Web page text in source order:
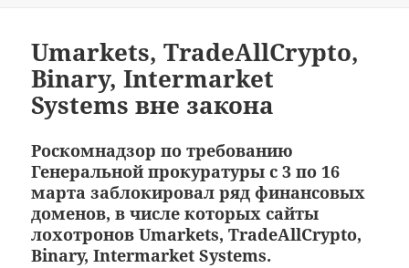
Umarkets, TradeAllCrypto,
Binary, Intermarket
Systems вне закона
Роскомнадзор по требованию
Генеральной прокуратуры с 3 по 16
марта заблокировал ряд финансовых
доменов, в числе которых сайты
лохотронов Umarkets, TradeAllCrypto,
Binary, Intermarket Systems.